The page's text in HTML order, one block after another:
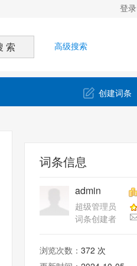
登录
高级搜索
创建词条
词条信息
admin
超级管理员
词条创建者
浏览次数： 372 次